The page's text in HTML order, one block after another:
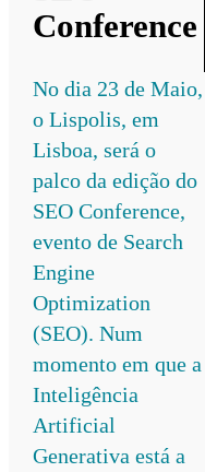
Conference
No dia 23 de Maio,
o Lispolis, em
Lisboa, será o
palco da edição do
SEO Conference,
evento de Search
Engine
Optimization
(SEO). Num
momento em que a
Inteligência
Artificial
Generativa está a